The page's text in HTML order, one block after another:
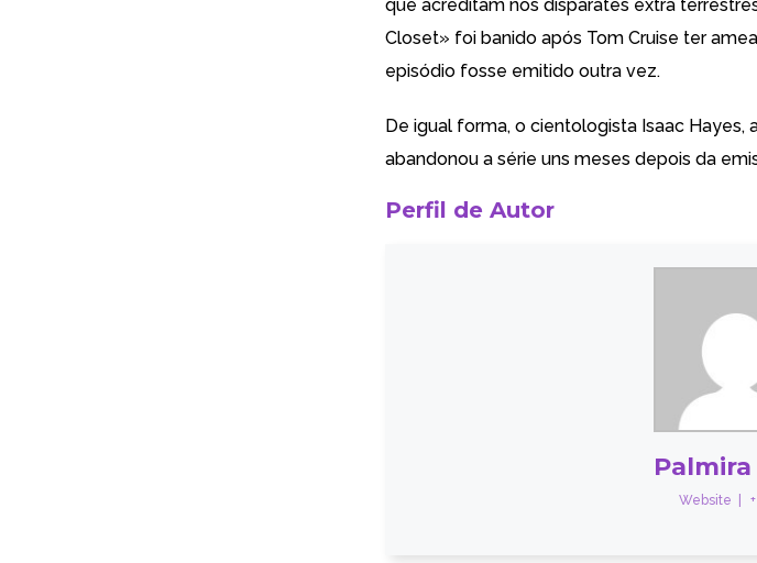
que acreditam nos disparates extra
Closet» foi banido após Tom Cruise ter
episódio fosse emitido outra vez.
De igual forma, o cientologista Isaac Hayes,
abandonou a série uns meses depois da
Perfil de Autor
Palmira
Website